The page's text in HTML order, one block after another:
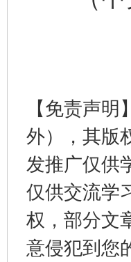
【免责声
外），其版
发推广仅供
仅供交流学
权，部分文
意侵犯到您
千年窑火